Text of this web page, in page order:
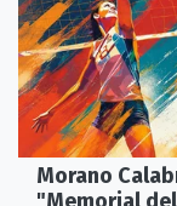
Morano
"Memorial